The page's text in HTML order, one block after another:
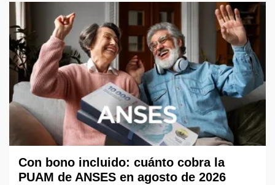
Con bono incluido: cuánto cobra la
PUAM de ANSES en agosto de 2026